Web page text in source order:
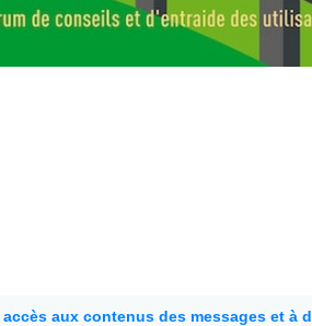
aux contenus des messages et